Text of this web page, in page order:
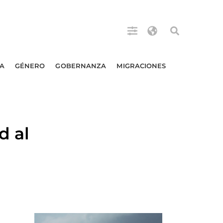
GÉNERO GOBERNANZA MIGRACIONES
al